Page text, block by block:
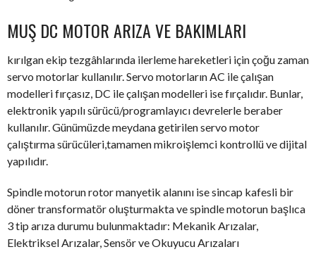
MUŞ DC MOTOR ARIZA VE BAKIMLARI
kırılgan ekip tezgâhlarında ilerleme hareketleri için çoğu zaman
servo motorlar kullanılır. Servo motorların AC ile çalışan
modelleri fırçasız, DC ile çalışan modelleri ise fırçalıdır. Bunlar,
elektronik yapılı sürücü/programlayıcı devrelerle beraber
kullanılır. Günümüzde meydana getirilen servo motor
çalıştırma sürücüleri,tamamen mikroişlemci kontrollü ve dijital
yapılıdır.
Spindle motorun rotor manyetik alanını ise sincap kafesli bir
döner transformatör oluşturmakta ve spindle motorun başlıca
3 tip arıza durumu bulunmaktadır: Mekanik Arızalar,
Elektriksel Arızalar, Sensör ve Okuyucu Arızaları